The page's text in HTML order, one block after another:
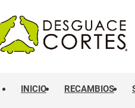
INICIO RECAMBIOS